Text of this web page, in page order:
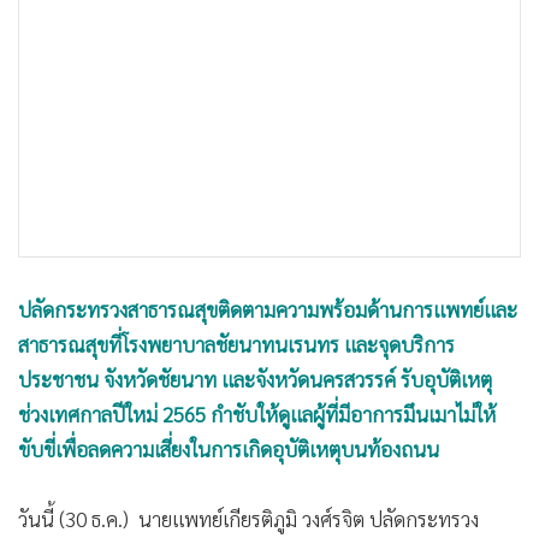
• ญี่ปุ่น
• News1
• Gotomanager
ปลัดกระทรวงสาธารณสุขติดตามความพร้อมด้านการแพทย์และ
สาธารณสุขที่โรงพยาบาลชัยนาทนเรนทร และจุดบริการ
ประชาชน จังหวัดชัยนาท และจังหวัดนครสวรรค์ รับอุบัติเหตุ
ช่วงเทศกาลปีใหม่ 2565 กำชับให้ดูแลผู้ที่มีอาการมึนเมาไม่ให้
ขับขี่เพื่อลดความเสี่ยงในการเกิดอุบัติเหตุบนท้องถนน
วันนี้ (30 ธ.ค.) นายแพทย์เกียรติภูมิ วงศ์รจิต ปลัดกระทรวง